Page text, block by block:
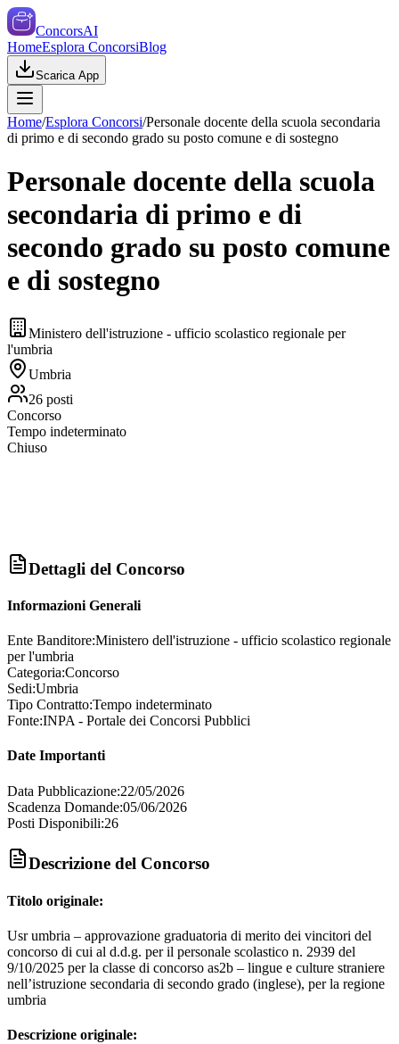
ConcorsAI
HomeEsplora ConcorsiBlog
Scarica App
Home/Esplora Concorsi/Personale docente della scuola secondaria
di primo e di secondo grado su posto comune e di sostegno
Personale docente della scuola
secondaria di primo e di
secondo grado su posto comune
e di sostegno
Ministero dell'istruzione - ufficio scolastico regionale per
l'umbria
Umbria
26 posti
Concorso
Tempo indeterminato
Chiuso
Dettagli del Concorso
Informazioni Generali
Ente Banditore:Ministero dell'istruzione - ufficio scolastico regionale
per l'umbria
Categoria:Concorso
Sedi:Umbria
Tipo Contratto:Tempo indeterminato
Fonte:INPA - Portale dei Concorsi Pubblici
Date Importanti
Data Pubblicazione:22/05/2026
Scadenza Domande:05/06/2026
Posti Disponibili:26
Descrizione del Concorso
Titolo originale:
Usr umbria – approvazione graduatoria di merito dei vincitori del
concorso di cui al d.d.g. per il personale scolastico n. 2939 del
9/10/2025 per la classe di concorso as2b – lingue e culture straniere
nell’istruzione secondaria di secondo grado (inglese), per la regione
umbria
Descrizione originale: